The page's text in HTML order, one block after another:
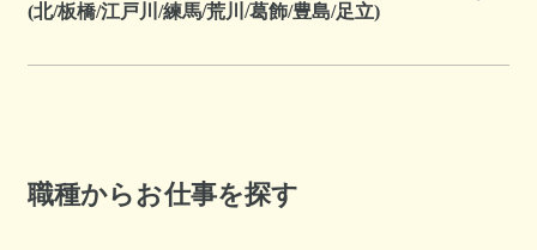
(北/板橋/江戸川/練馬/荒川/葛飾/豊島/足立)
職種からお仕事を探す